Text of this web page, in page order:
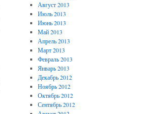
Август 2013
Июль 2013
Июнь 2013
Май 2013
Апрель 2013
Март 2013
Февраль 2013
Январь 2013
Декабрь 2012
Ноябрь 2012
Октябрь 2012
Сентябрь 2012